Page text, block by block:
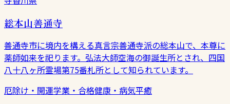
総本山善通寺
善通寺市に境内を構える真言宗善通寺派の総本山で、本尊に
薬師如来を祀ります。弘法大師空海の御誕生所とされ、四国
八十八ヶ所霊場第75番札所として知られています。
厄除け・開運学業・合格健康・病気平癒